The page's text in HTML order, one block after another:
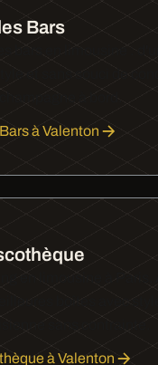
Bars
à Valenton
à Valenton